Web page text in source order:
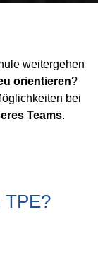
weitergehen
orientieren?
bei
Teams.
TPE?